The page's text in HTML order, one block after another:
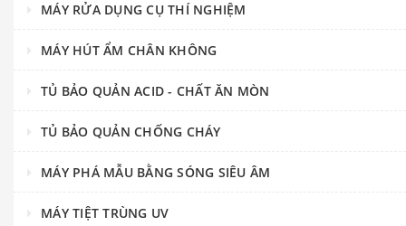
MÁY RỬA DỤNG CỤ THÍ NGHIỆM
MÁY HÚT ẨM CHÂN KHÔNG
TỦ BẢO QUẢN ACID - CHẤT ĂN MÒN
TỦ BẢO QUẢN CHỐNG CHÁY
MÁY PHÁ MẪU BẰNG SÓNG SIÊU ÂM
MÁY TIỆT TRÙNG UV